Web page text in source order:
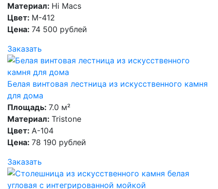
Материал: Hi Macs
Цвет: M-412
Цена: 74 500 рублей
Заказать
Белая винтовая лестница из искусственного камня
для дома
Площадь: 7.0 м²
Материал: Tristone
Цвет: А-104
Цена: 78 190 рублей
Заказать